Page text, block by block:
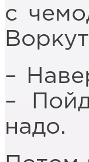
с
–
–
надо.